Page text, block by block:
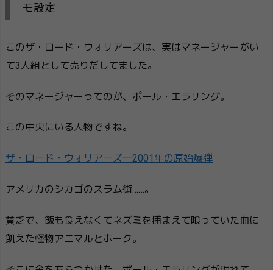
モ設定
このザ・ロード・ウォリアーズは、実はマネージャーがい
て3人組として売りだしてました。
そのマネージャーってのが、ポール・エラリング。
この中央にいる人物ですね。
ザ・ロード・ウォリアーズ―2001年の原始爆弾
アメリカのシカゴのスラム街……。
貧乏で、飯も食えなくてネズミを捕まえて喰っていた血に
飢えた怪物アニマルとホーク。